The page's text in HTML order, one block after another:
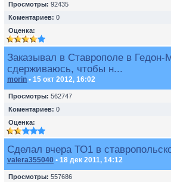
Просмотры: 92435
Коментариев: 0
Оценка:
Заказывал в Ставрополе в Гедон-
сдерживаюсь, чтобы н...
morin • 15 окт 2012, 16:02
Просмотры: 562747
Коментариев: 0
Оценка:
Сделал вчера ТО1 в
valera355040 • 18 дек 2011, 14:12
Просмотры: 557686